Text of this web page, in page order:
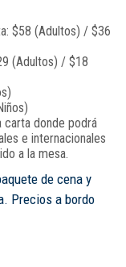
$58 (Adultos) / $36
(Adultos) / $18
carta donde podrá
e internacionales
a la mesa.
de cena y
Precios a bordo